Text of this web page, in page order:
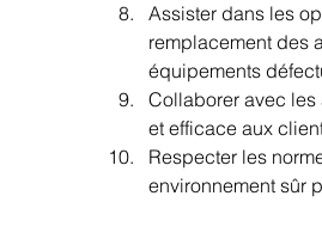
Assister dans les
remplacement des
équipements
Collaborer avec les
et efficace aux
Respecter les
environnement sûr